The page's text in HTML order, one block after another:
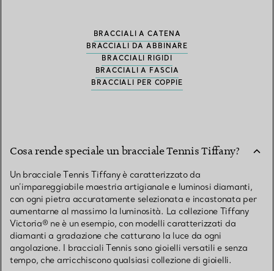
BRACCIALI A CATENA
BRACCIALI DA ABBINARE
BRACCIALI RIGIDI
BRACCIALI A FASCIA
BRACCIALI PER COPPIE
Cosa rende speciale un bracciale Tennis Tiffany?
Un bracciale Tennis Tiffany è caratterizzato da
un’impareggiabile maestria artigianale e luminosi diamanti,
con ogni pietra accuratamente selezionata e incastonata per
aumentarne al massimo la luminosità. La collezione Tiffany
Victoria® ne è un esempio, con modelli caratterizzati da
diamanti a gradazione che catturano la luce da ogni
angolazione. I bracciali Tennis sono gioielli versatili e senza
tempo, che arricchiscono qualsiasi collezione di gioielli.